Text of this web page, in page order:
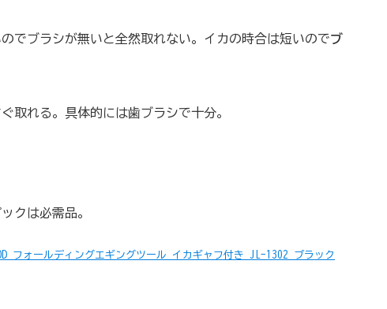
のでブラシが無いと全然取れない。イカの時合は短いのでブ
取れる。具体的には歯ブラシで十分。
クは必需品。
フォールディングエギングツール イカギャフ付き JL-1302 ブラック